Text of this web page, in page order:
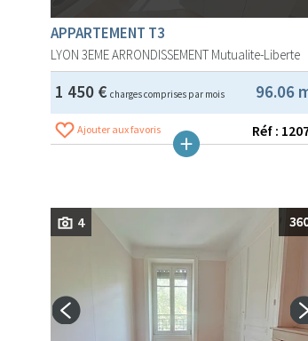
APPARTEMENT T3
LYON 3EME ARRONDISSEMENT Mutualite-Liberte
96.06
1 450 € charges comprises par mois
Ajouter aux favoris Réf :
4